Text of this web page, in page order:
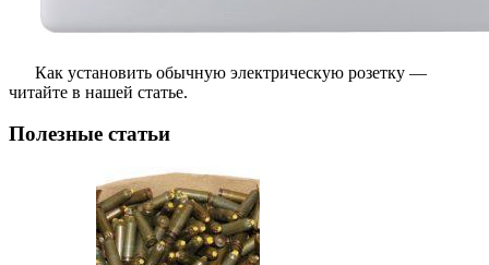
Как установить обычную электрическую розетку —
читайте в нашей статье.
Полезные статьи